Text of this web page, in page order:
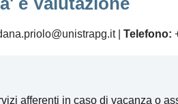
| Telefono:
afferenti in caso di vacanza o